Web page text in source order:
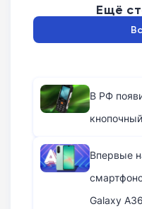
Ещё
В РФ
Впервые
Galaxy